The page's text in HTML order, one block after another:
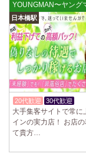
YOUNGMAN〜ヤング
日本橋駅
20代歓迎 30代歓迎
大手集客サイトで常に
インの実力店！ お店
て貴方…